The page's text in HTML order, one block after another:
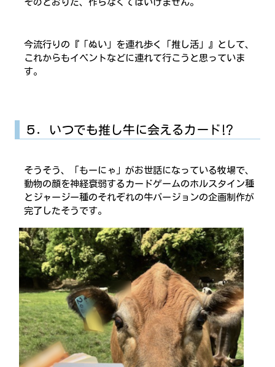
そのとおりだ、作らなくてはいけません。
今流行りの『「ぬい」を連れ歩く「推し活」』として、
これからもイベントなどに連れて行こうと思っていま
す。
５．いつでも推し牛に会えるカード⁉
そうそう、「もーにゃ」がお世話になっている牧場で、
動物の顔を神経衰弱するカードゲームのホルスタイン種
とジャージー種のそれぞれの牛バージョンの企画制作が
完了したそうです。